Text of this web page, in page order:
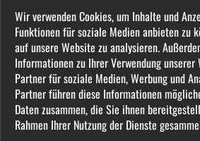
Wir verwenden Cookies, um Inhalte und
Funktionen für soziale Medien anbieten zu
auf unsere Website zu analysieren.
Informationen zu Ihrer Verwendung unserer
Partner für soziale Medien, Werbung und
Partner führen diese Informationen
Daten zusammen, die Sie ihnen
Rahmen Ihrer Nutzung der Dienste
gequält oder ausgelacht zu
FETISCH ist in unserer
und auch Du wirst hier Deine
Dich Schritt für Schritt in das
Träume führt. Lebe deine
LIVE vor der Cam aus. Finde
privaten SM- und
Lady und genieße die